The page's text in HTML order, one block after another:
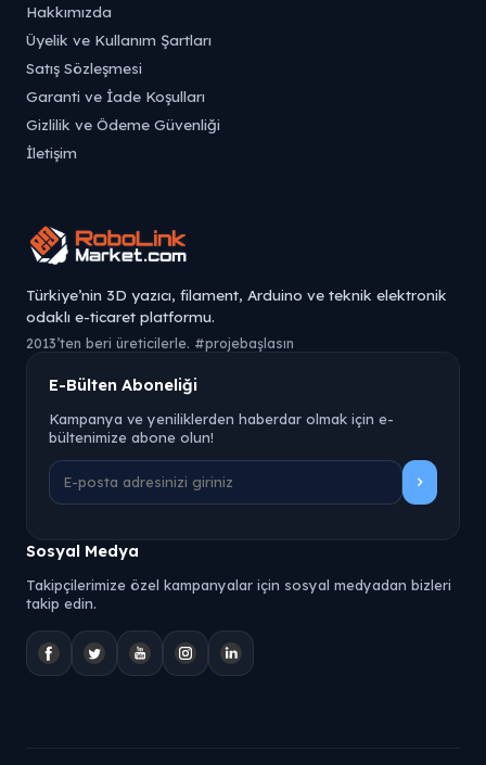
Hakkımızda
Üyelik ve Kullanım Şartları
Satış Sözleşmesi
Garanti ve İade Koşulları
Gizlilik ve Ödeme Güvenliği
İletişim
Türkiye’nin 3D yazıcı, filament, Arduino ve teknik elektronik
odaklı e-ticaret platformu.
2013’ten beri üreticilerle. #projebaşlasın
E-Bülten Aboneliği
Kampanya ve yeniliklerden haberdar olmak için e-
bültenimize abone olun!
Sosyal Medya
Takipçilerimize özel kampanyalar için sosyal medyadan bizleri
takip edin.